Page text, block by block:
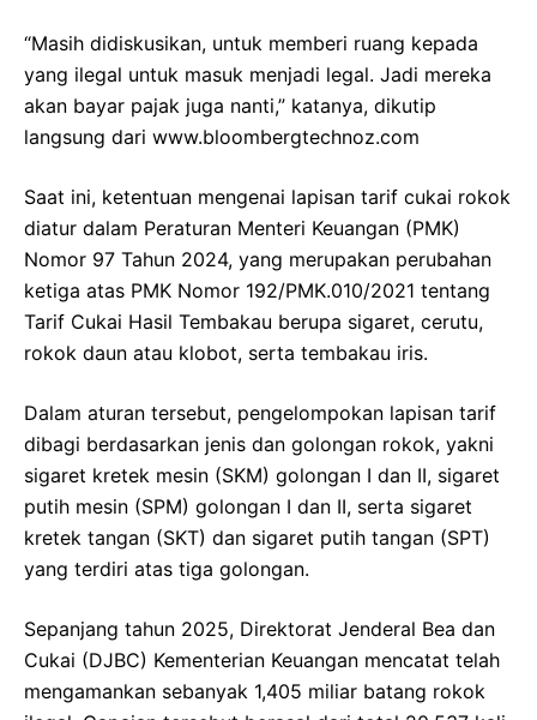
“Masih didiskusikan, untuk memberi ruang kepada
yang ilegal untuk masuk menjadi legal. Jadi mereka
akan bayar pajak juga nanti,” katanya, dikutip
langsung dari www.bloombergtechnoz.com
Saat ini, ketentuan mengenai lapisan tarif cukai rokok
diatur dalam Peraturan Menteri Keuangan (PMK)
Nomor 97 Tahun 2024, yang merupakan perubahan
ketiga atas PMK Nomor 192/PMK.010/2021 tentang
Tarif Cukai Hasil Tembakau berupa sigaret, cerutu,
rokok daun atau klobot, serta tembakau iris.
Dalam aturan tersebut, pengelompokan lapisan tarif
dibagi berdasarkan jenis dan golongan rokok, yakni
sigaret kretek mesin (SKM) golongan I dan II, sigaret
putih mesin (SPM) golongan I dan II, serta sigaret
kretek tangan (SKT) dan sigaret putih tangan (SPT)
yang terdiri atas tiga golongan.
Sepanjang tahun 2025, Direktorat Jenderal Bea dan
Cukai (DJBC) Kementerian Keuangan mencatat telah
mengamankan sebanyak 1,405 miliar batang rokok